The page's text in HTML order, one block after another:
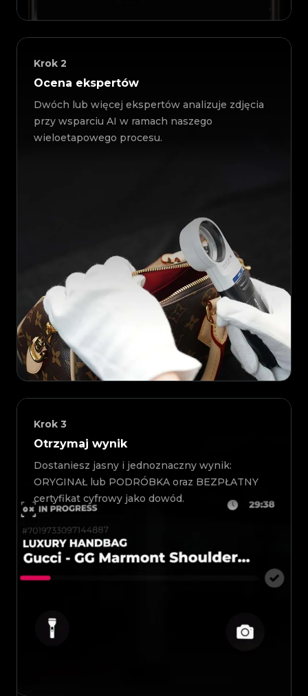
Krok 2
Ocena ekspertów
Dwóch lub więcej ekspertów analizuje zdjęcia
przy wsparciu AI w ramach naszego
wieloetapowego procesu.
Krok 3
Otrzymaj wynik
Dostaniesz jasny i jednoznaczny wynik:
ORYGINAŁ lub PODRÓBKA oraz BEZPŁATNY
certyfikat cyfrowy jako dowód.